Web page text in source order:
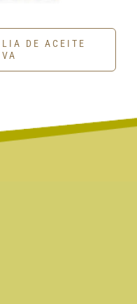
DE ACEITE